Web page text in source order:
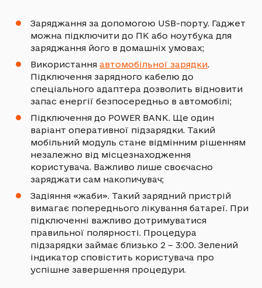
Заряджання за допомогою USB-порту. Гаджет
можна підключити до ПК або ноутбука для
заряджання його в домашніх умовах;
Використання автомобільної зарядки.
Підключення зарядного кабелю до
спеціального адаптера дозволить відновити
запас енергії безпосередньо в автомобілі;
Підключення до POWER BANK. Ще один
варіант оперативної підзарядки. Такий
мобільний модуль стане відмінним рішенням
незалежно від місцезнаходження
користувача. Важливо лише своєчасно
заряджати сам накопичувач;
Задіяння «жаби». Такий зарядний пристрій
вимагає попереднього лікування батареї. При
підключенні важливо дотримуватися
правильної полярності. Процедура
підзарядки займає близько 2 – 3:00. Зелений
індикатор сповістить користувача про
успішне завершення процедури.